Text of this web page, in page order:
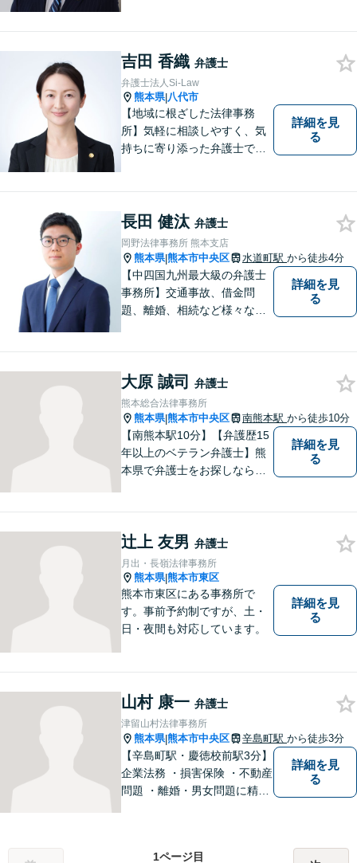
吉田 香織 弁護士
弁護士法人Si-Law
熊本県|八代市
【地域に根ざした法律事務
所】気軽に相談しやすく、気
持ちに寄り添った弁護士であ
いく解決のサポートができま
すよう、一つ一つのご依頼に
誠実に取り組んでまいりま
す。
詳細を見
る
長田 健汰 弁護士
岡野法律事務所 熊本支店
熊本県|熊本市中央区 水道町駅 から徒歩4分
【中四国九州最大級の弁護士
事務所】交通事故、借金問
題、離婚、相続など様々な問
い！
詳細を見
る
大原 誠司 弁護士
熊本総合法律事務所
熊本県|熊本市中央区 南熊本駅 から徒歩10分
【南熊本駅10分】【弁護歴15
年以上のベテラン弁護士】熊
本県で弁護士をお探しなら、
ています。皆様にとって一番
のパートナーとなれるよう、
精一杯取り組ませていただき
ます。
詳細を見
る
辻上 友男 弁護士
月出・長嶺法律事務所
熊本県|熊本市東区
熊本市東区にある事務所で
す。事前予約制ですが、土・
日・夜間も対応しています。
詳細を見
る
山村 康一 弁護士
津留山村法律事務所
熊本県|熊本市中央区 辛島町駅 から徒歩3分
【辛島町駅・慶徳校前駅3分】
企業法務 ・損害保険 ・不動産
問題 ・離婚・男女問題に精通
詳細を見
る
1ページ目